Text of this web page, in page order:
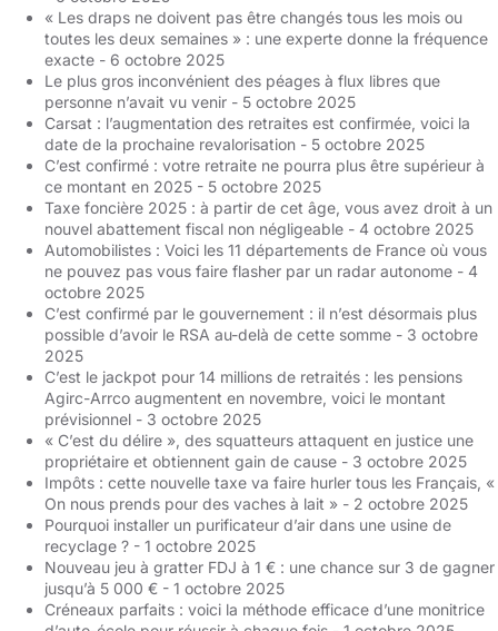
« Les draps ne doivent pas être changés tous les mois ou
toutes les deux semaines » : une experte donne la fréquence
exacte - 6 octobre 2025
Le plus gros inconvénient des péages à flux libres que
personne n’avait vu venir - 5 octobre 2025
Carsat : l’augmentation des retraites est confirmée, voici la
date de la prochaine revalorisation - 5 octobre 2025
C’est confirmé : votre retraite ne pourra plus être supérieur à
ce montant en 2025 - 5 octobre 2025
Taxe foncière 2025 : à partir de cet âge, vous avez droit à un
nouvel abattement fiscal non négligeable - 4 octobre 2025
Automobilistes : Voici les 11 départements de France où vous
ne pouvez pas vous faire flasher par un radar autonome - 4
octobre 2025
C’est confirmé par le gouvernement : il n’est désormais plus
possible d’avoir le RSA au-delà de cette somme - 3 octobre
2025
C’est le jackpot pour 14 millions de retraités : les pensions
Agirc-Arrco augmentent en novembre, voici le montant
prévisionnel - 3 octobre 2025
« C’est du délire », des squatteurs attaquent en justice une
propriétaire et obtiennent gain de cause - 3 octobre 2025
Impôts : cette nouvelle taxe va faire hurler tous les Français, «
On nous prends pour des vaches à lait » - 2 octobre 2025
Pourquoi installer un purificateur d’air dans une usine de
recyclage ? - 1 octobre 2025
Nouveau jeu à gratter FDJ à 1 € : une chance sur 3 de gagner
jusqu’à 5 000 € - 1 octobre 2025
Créneaux parfaits : voici la méthode efficace d’une monitrice